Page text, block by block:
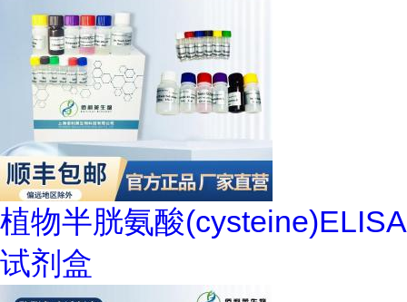
植物半胱氨酸(cysteine)ELISA
试剂盒